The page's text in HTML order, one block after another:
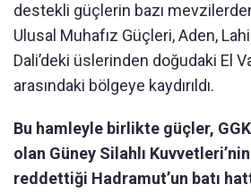
destekli güçlerin bazı
Ulusal Muhafız Güçleri, Aden,
Dali’deki üslerinden doğudaki El
arasındaki bölgeye kaydırıldı.
Bu hamleyle birlikte güçler,
olan Güney Silahlı
reddettiği Hadramut’un batı